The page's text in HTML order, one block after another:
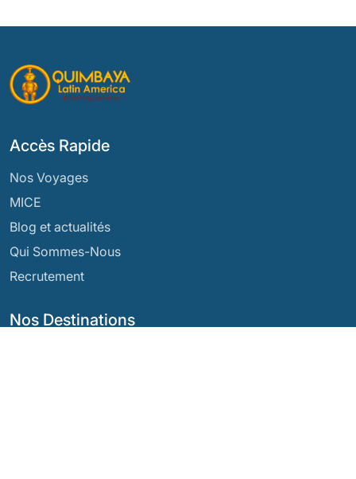
Nos Destinations
Accès Rapide
Nos Voyages
MICE
Blog et actualités
Qui Sommes-Nous
Recrutement